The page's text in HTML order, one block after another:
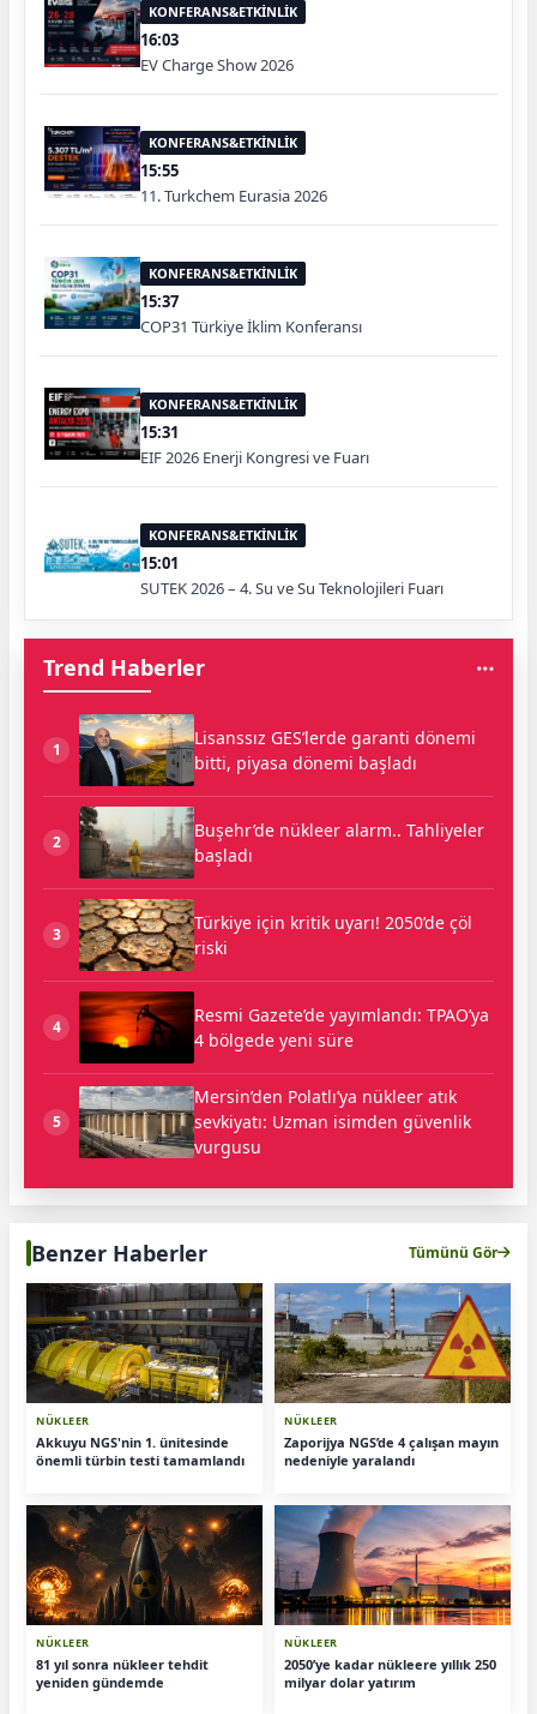
KONFERANS&ETKİNLİK
16:03
EV Charge Show 2026
KONFERANS&ETKİNLİK
15:55
11. Turkchem Eurasia 2026
KONFERANS&ETKİNLİK
15:37
COP31 Türkiye İklim Konferansı
KONFERANS&ETKİNLİK
15:31
EIF 2026 Enerji Kongresi ve Fuarı
KONFERANS&ETKİNLİK
15:01
SUTEK 2026 – 4. Su ve Su Teknolojileri Fuarı
Trend Haberler
1
Lisanssız GES’lerde garanti dönemi
bitti, piyasa dönemi başladı
2
Buşehr’de nükleer alarm.. Tahliyeler
başladı
3
Türkiye için kritik uyarı! 2050’de çöl
riski
4
Resmi Gazete’de yayımlandı: TPAO’ya
4 bölgede yeni süre
5
Mersin’den Polatlı’ya nükleer atık
sevkiyatı: Uzman isimden güvenlik
vurgusu
Benzer Haberler Tümünü Gör
NÜKLEER
Akkuyu NGS'nin 1. ünitesinde
önemli türbin testi tamamlandı
NÜKLEER
Zaporijya NGS’de 4 çalışan mayın
nedeniyle yaralandı
NÜKLEER
81 yıl sonra nükleer tehdit
yeniden gündemde
NÜKLEER
2050’ye kadar nükleere yıllık 250
milyar dolar yatırım